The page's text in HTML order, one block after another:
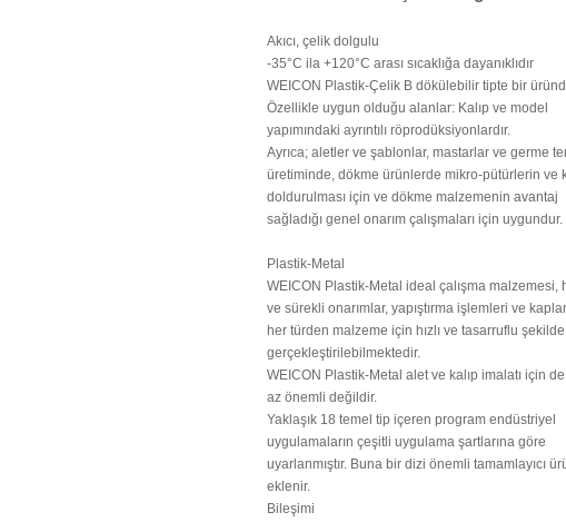
Akıcı, çelik dolgulu
-35°C ila +120°C arası sıcaklığa dayanıklıdır
WEICON Plastik-Çelik B dökülebilir tipte bir
Özellikle uygun olduğu alanlar: Kalıp ve model
yapımındaki ayrıntılı röprodüksiyonlardır.
Ayrıca; aletler ve şablonlar, mastarlar ve germe
üretiminde, dökme ürünlerde mikro-pütürlerin ve
doldurulması için ve dökme malzemenin avantaj
sağladığı genel onarım çalışmaları için uygundur.
Plastik-Metal
WEICON Plastik-Metal ideal çalışma malzemesi,
ve sürekli onarımlar, yapıştırma işlemleri ve
her türden malzeme için hızlı ve tasarruflu şekilde
gerçekleştirilebilmektedir.
WEICON Plastik-Metal alet ve kalıp imalatı için
az önemli değildir.
Yaklaşık 18 temel tip içeren program endüstriyel
uygulamaların çeşitli uygulama şartlarına göre
uyarlanmıştır. Buna bir dizi önemli tamamlayıcı
eklenir.
Bileşimi